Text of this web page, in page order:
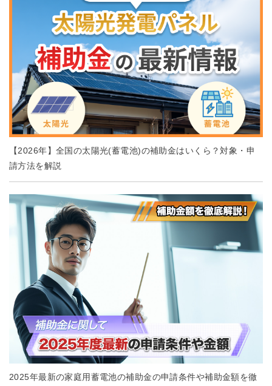
【2026年】全国の太陽光(蓄電池)の補助金はいくら？対象・申
請方法を解説
2025年最新の家庭用蓄電池の補助金の申請条件や補助金額を徹